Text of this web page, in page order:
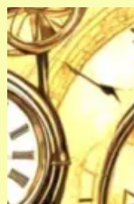
Zum
Inhalt
springen